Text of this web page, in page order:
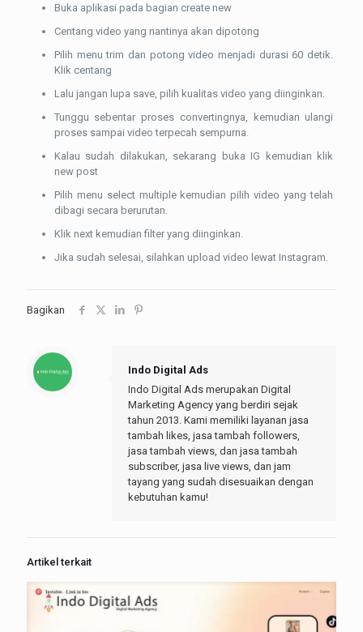
Buka aplikasi pada bagian create new
Centang video yang nantinya akan dipotong
Pilih menu trim dan potong video menjadi durasi 60 detik.
Klik centang
Lalu jangan lupa save, pilih kualitas video yang diinginkan.
Tunggu sebentar proses convertingnya, kemudian ulangi
proses sampai video terpecah sempurna.
Kalau sudah dilakukan, sekarang buka IG kemudian klik
new post
Pilih menu select multiple kemudian pilih video yang telah
dibagi secara berurutan.
Klik next kemudian filter yang diinginkan.
Jika sudah selesai, silahkan upload video lewat Instagram.
Bagikan
Indo Digital Ads
Indo Digital Ads merupakan Digital
Marketing Agency yang berdiri sejak
tahun 2013. Kami memiliki layanan jasa
tambah likes, jasa tambah followers,
jasa tambah views, dan jasa tambah
subscriber, jasa live views, dan jam
tayang yang sudah disesuaikan dengan
kebutuhan kamu!
Artikel terkait